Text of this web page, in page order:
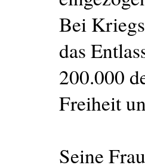
Bei
das
200.000
Freiheit
Seine